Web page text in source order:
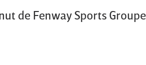
de Fenway Sports